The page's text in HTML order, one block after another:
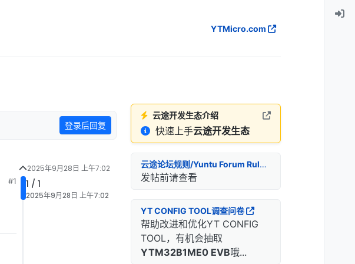
YTMicro.com
登录后回复
#1
2025年9月28日 上午7:02
1 / 1
2025年9月28日 上午7:02
云途开发生态介绍
快速上手云途开发生态
云途论坛规则/Yuntu Forum Rules
发帖前请查看
YT CONFIG TOOL调查问卷
帮助改进和优化YT CONFIG
TOOL，有机会抽取
YTM32B1ME0 EVB哦...